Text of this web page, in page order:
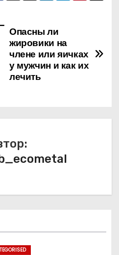
Опасны ли
жировики на
члене или яичках
у мужчин и как их
лечить